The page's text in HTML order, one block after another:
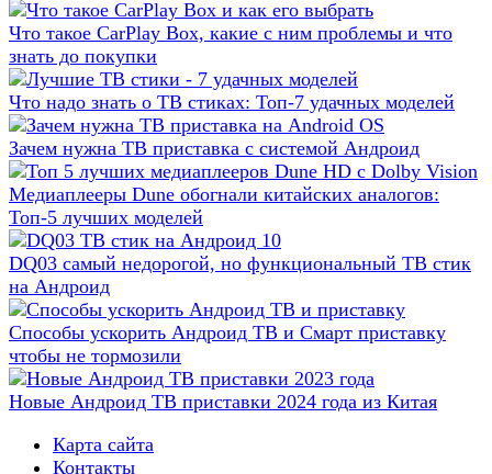
Что такое CarPlay Box, какие с ним проблемы и что
знать до покупки
Что надо знать о ТВ стиках: Топ-7 удачных моделей
Зачем нужна ТВ приставка с системой Андроид
Медиаплееры Dune обогнали китайских аналогов:
Топ-5 лучших моделей
DQ03 самый недорогой, но функциональный ТВ стик
на Андроид
Способы ускорить Андроид ТВ и Смарт приставку
чтобы не тормозили
Новые Андроид ТВ приставки 2024 года из Китая
Карта сайта
Контакты